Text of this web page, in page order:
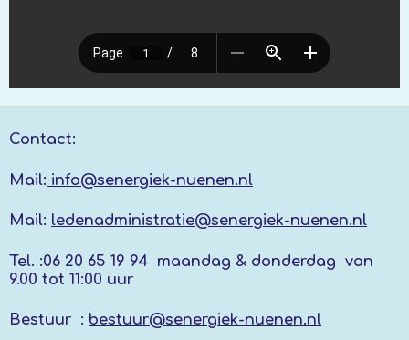
Contact:
Mail: info@senergiek-nuenen.nl
Mail: ledenadministratie@senergiek-nuenen.nl
Tel. :06 20 65 19 94 maandag & donderdag van
9.00 tot 11:00 uur
Bestuur : bestuur@senergiek-nuenen.nl